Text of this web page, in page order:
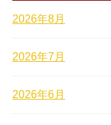
2026年8月
2026年7月
2026年6月